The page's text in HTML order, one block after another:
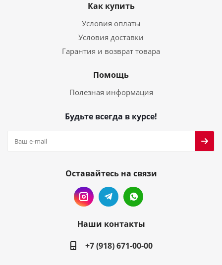
Как купить
Условия оплаты
Условия доставки
Гарантия и возврат товара
Помощь
Полезная информация
Будьте всегда в курсе!
Оставайтесь на связи
Наши контакты
+7 (918) 671-00-00